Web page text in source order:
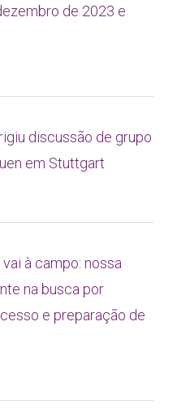
de 2023 e
discussão de grupo
em Stuttgart
à campo: nossa
na busca por
e preparação de